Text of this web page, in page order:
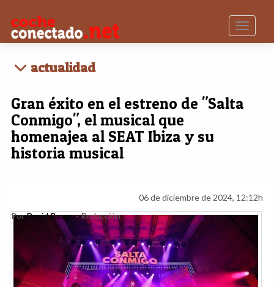
Toggle
actualidad
Gran éxito en el estreno de "Salta
Conmigo", el musical que
homenajea al SEAT Ibiza y su
historia musical
06 de diciembre de 2024, 12:12h
PorDavid Ramos- Redacción